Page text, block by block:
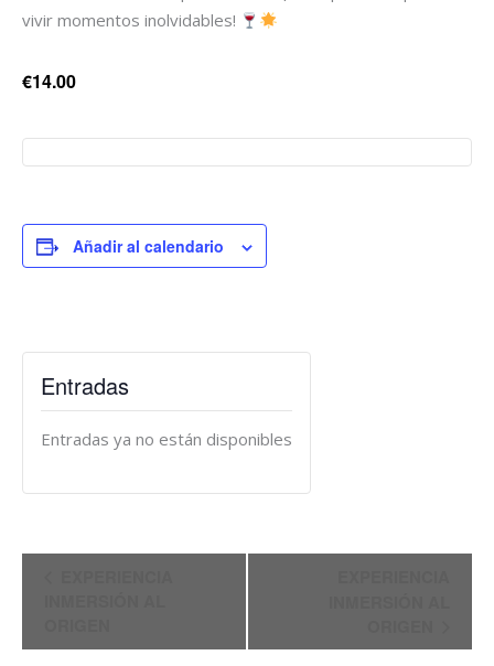
vivir momentos inolvidables!
€14.00
Añadir al calendario
Entradas
Entradas ya no están disponibles